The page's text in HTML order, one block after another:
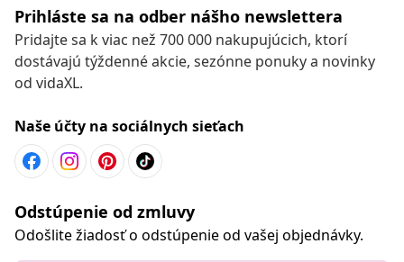
Prihláste sa na odber nášho newslettera
Pridajte sa k viac než 700 000 nakupujúcich, ktorí
dostávajú týždenné akcie, sezónne ponuky a novinky
od vidaXL.
Naše účty na sociálnych sieťach
Odstúpenie od zmluvy
Odošlite žiadosť o odstúpenie od vašej objednávky.